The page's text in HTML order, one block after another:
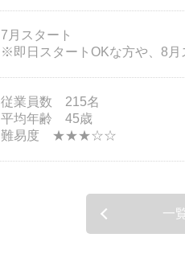
7月スタート
※即日スタートOKな方や、8
従業員数 215名
平均年齢 45歳
難易度 ★★★☆☆
一